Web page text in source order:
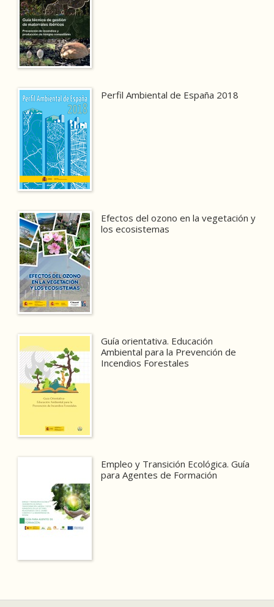
Perfil Ambiental de España 2018
Efectos del ozono en la vegetación y
los ecosistemas
Guía orientativa. Educación
Ambiental para la Prevención de
Incendios Forestales
Empleo y Transición Ecológica. Guía
para Agentes de Formación